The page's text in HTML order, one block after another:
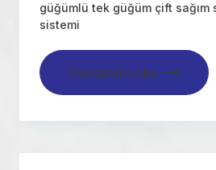
güğümlü tek güğüm çift sağım
sistemi
Devamını oku